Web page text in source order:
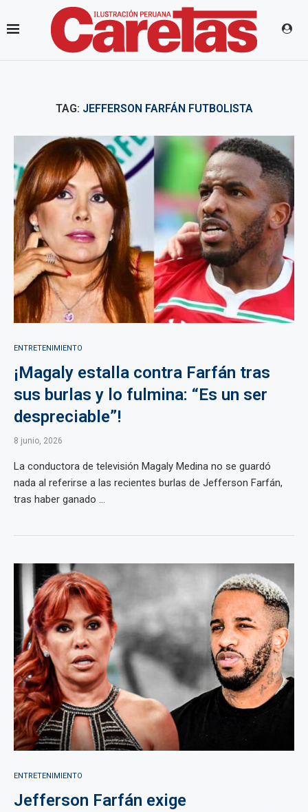
TAG: JEFFERSON FARFÁN FUTBOLISTA
ENTRETENIMIENTO
¡Magaly estalla contra Farfán tras
sus burlas y lo fulmina: “Es un ser
despreciable”!
8 junio, 2026
La conductora de televisión Magaly Medina no se guardó
nada al referirse a las recientes burlas de Jefferson Farfán,
tras haber ganado ...
ENTRETENIMIENTO
Jefferson Farfán exige